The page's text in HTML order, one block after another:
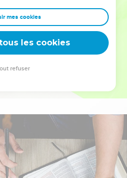
de sagesse afin que leurs erreurs
vous guidiez un ministère, une
famille, leur expérience est faite
mes cookies
les cookies
refuser